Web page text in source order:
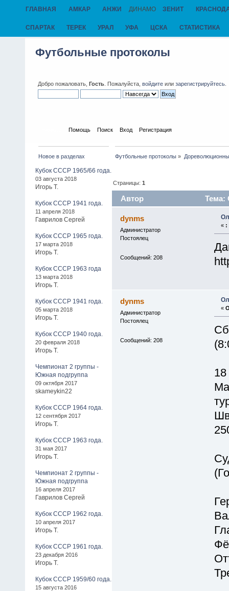
ГЛАВНАЯ АМКАР АНЖИ ДИНАМО ЗЕНИТ
СПАРТАК ТЕРЕК УРАЛ УФА ЦСКА СТАТИСТИКА
Футбольные протоколы
Добро пожаловать, Гость . Пожалуйста, войдите или зарегистрируйтесь
Помощь Поиск Вход Регистрация
Новое в разделах
Кубок СССР 1965/66 года.
03 августа 2018
Игорь Т.
Кубок СССР 1941 года.
11 апреля 2018
Гаврилов Сергей
Кубок СССР 1965 года.
17 марта 2018
Игорь Т.
Кубок СССР 1963 года
13 марта 2018
Игорь Т.
Кубок СССР 1941 года.
05 марта 2018
Игорь Т.
Кубок СССР 1940 года.
20 февраля 2018
Игорь Т.
Чемпионат 2 группы -
Южная подгруппа
09 октября 2017
skameykin22
Кубок СССР 1964 года.
12 сентября 2017
Игорь Т.
Кубок СССР 1963 года.
31 мая 2017
Игорь Т.
Чемпионат 2 группы -
Южная подгруппа
16 апреля 2017
Гаврилов Сергей
Кубок СССР 1962 года.
10 апреля 2017
Игорь Т.
Кубок СССР 1961 года.
23 декабря 2016
Игорь Т.
Кубок СССР 1959/60 года.
15 августа 2016
Футбольные протоколы »
Страницы:1
Автор Тема:
dynms
Администратор
Постоялец
Сообщений: 208
« :
dynms
Администратор
Постоялец
Сообщений: 208
«